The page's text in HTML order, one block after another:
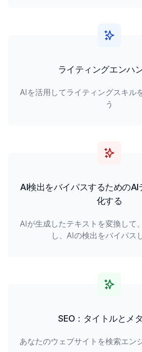
ライティングエンハ
AIを活用してライティングスキル
う
AI検出をバイパスするためのAI
化する
AIが生成したテキストを変換して
し、AIの検出をバイパス
SEO：タイトルとメ
あなたのウェブサイトを検索エン